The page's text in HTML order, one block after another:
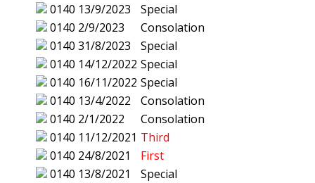
0140 13/9/2023
Special
0140 2/9/2023
Consolation
0140 31/8/2023
Special
0140 14/12/2022 Special
0140 16/11/2022 Special
0140 13/4/2022
Consolation
0140 2/1/2022
Consolation
0140 11/12/2021 Third
0140 24/8/2021
First
0140 13/8/2021
Special